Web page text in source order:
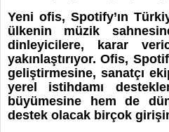
Yeni ofis, Spotify’ın
ülkenin müzik
dinleyicilere, karar
yakınlaştırıyor. Ofis,
geliştirmesine, sanatçı
yerel istihdamı
büyümesine hem de
destek olacak birçok